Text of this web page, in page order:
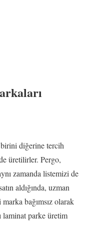
diğerine tercih
üretilirler. Pergo,
zamanda listemizi de
aldığında, uzman
bağımsız olarak
laminat parke üretim